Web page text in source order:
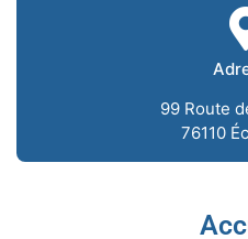
99 Route
76110